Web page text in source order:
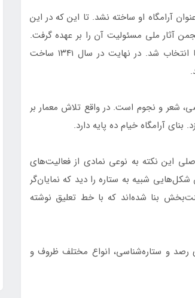
آرامگاه او ساخته نشد. تا این که در این
آثار ملی مسئولیت آن را بر عهده گرفت.
استاد هوشنگ سیحون، معمار برجسته‌ی ایرانی، به عنوان طراح این بنا انتخاب شد. در نهایت در سال ۱۳۴۱ ساخت
شعر و نجوم است. در واقع تلاش معمار بر
آرامگاه خیام ده پایه دارد.
این نکته به نوعی نمادی از فعالیت‌های
شبیه به ستاره را دید که نمایان‌گر
بنا شده‌اند که با خط تعلیق نوشته
رصد و ستاره‌شناسی، انواع مختلف ظروف و